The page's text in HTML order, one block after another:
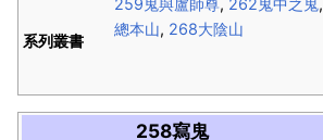
系列叢書
259鬼與盧師尊, 262鬼中之鬼,
總本山, 268大陰山
258寫鬼